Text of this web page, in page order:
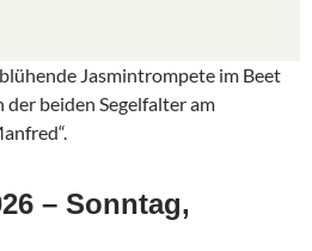
Jasmintrompete im Beet
der beiden Segelfalter am
– Sonntag,